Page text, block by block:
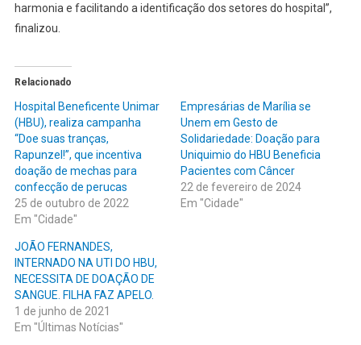
harmonia e facilitando a identificação dos setores do hospital”,
finalizou.
Relacionado
Hospital Beneficente Unimar
(HBU), realiza campanha
“Doe suas tranças,
Rapunzel!”, que incentiva
doação de mechas para
confecção de perucas
25 de outubro de 2022
Em "Cidade"
Empresárias de Marília se
Unem em Gesto de
Solidariedade: Doação para
Uniquimio do HBU Beneficia
Pacientes com Câncer
22 de fevereiro de 2024
Em "Cidade"
JOÃO FERNANDES,
INTERNADO NA UTI DO HBU,
NECESSITA DE DOAÇÃO DE
SANGUE. FILHA FAZ APELO.
1 de junho de 2021
Em "Últimas Notícias"